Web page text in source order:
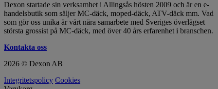
Dexon startade sin verksamhet i Allingsås hösten 2009 och är en e-
handelsbutik som säljer MC-däck, moped-däck, ATV-däck mm. Vad
som gör oss unika är vårt nära samarbete med Sveriges överlägset
största grossist på MC-däck, med över 40 års erfarenhet i branschen.
Kontakta oss
2026 © Dexon AB
Integritetspolicy Cookies